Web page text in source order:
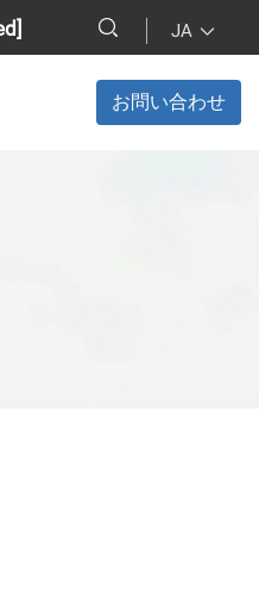
JA
お問い合わせ